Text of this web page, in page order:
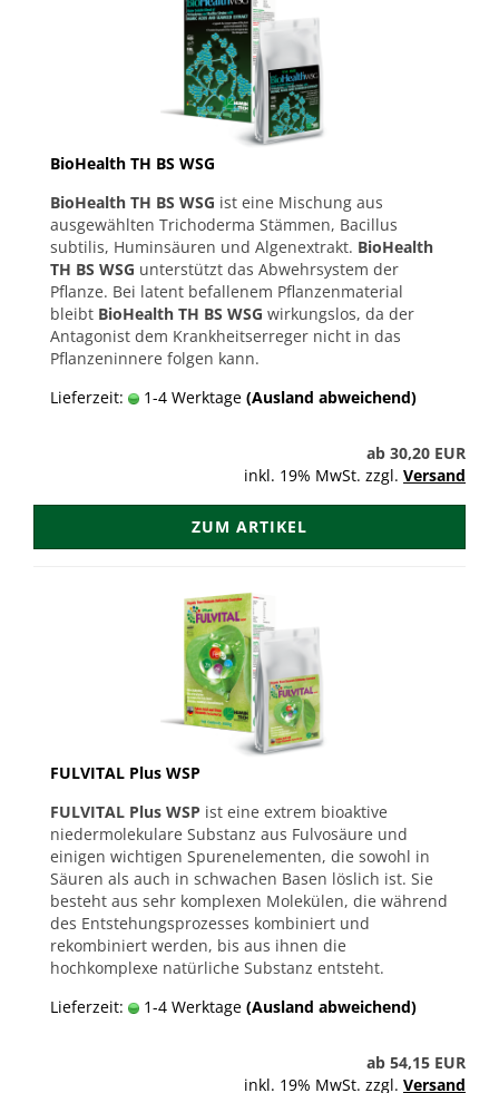
BioHealth TH BS WSG
BioHealth TH BS WSG ist eine Mischung aus
ausgewählten Trichoderma Stämmen, Bacillus
subtilis, Huminsäuren und Algenextrakt. BioHealth
TH BS WSG unterstützt das Abwehrsystem der
Pflanze. Bei latent befallenem Pflanzenmaterial
bleibt BioHealth TH BS WSG wirkungslos, da der
Antagonist dem Krankheitserreger nicht in das
Pflanzeninnere folgen kann.
Lieferzeit:
1-4 Werktage (Ausland abweichend)
ab 30,20 EUR
inkl. 19% MwSt. zzgl. Versand
ZUM ARTIKEL
FULVITAL Plus WSP
FULVITAL Plus WSP ist eine extrem bioaktive
niedermolekulare Substanz aus Fulvosäure und
einigen wichtigen Spurenelementen, die sowohl in
Säuren als auch in schwachen Basen löslich ist. Sie
besteht aus sehr komplexen Molekülen, die während
des Entstehungsprozesses kombiniert und
rekombiniert werden, bis aus ihnen die
hochkomplexe natürliche Substanz entsteht.
Lieferzeit:
1-4 Werktage (Ausland abweichend)
ab 54,15 EUR
inkl. 19% MwSt. zzgl. Versand